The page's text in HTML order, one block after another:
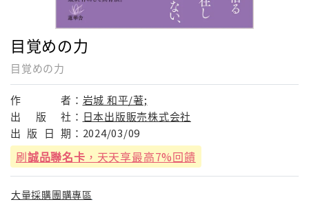
目覚めの力
目覚めの力
作 者： 岩城 和平/著;
出
版 社： 日本出版販売株式会社
出 版 日 期： 2024/03/09
刷誠品聯名卡 ，天天享最高7%回饋
大量採購團購專區